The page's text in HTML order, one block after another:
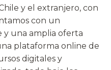
y el extranjero, con
con un
una amplia oferta
plataforma online de
digitales y